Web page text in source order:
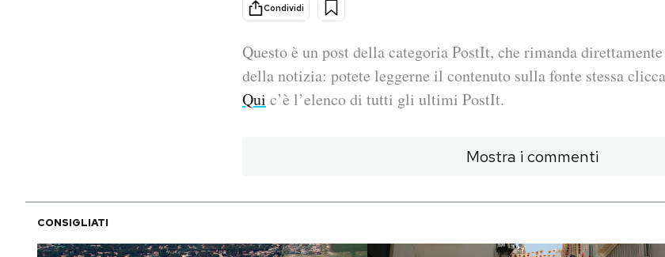
Ok Boomer!
Altrecose
Condividi
Questo è un post della categoria PostIt, che rimanda
della notizia: potete leggerne il contenuto sulla fonte stessa
Qui c’è l’elenco di tutti gli ultimi PostIt.
Mostra i commenti
CONSIGLIATI